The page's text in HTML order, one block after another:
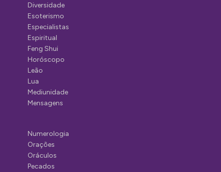
Diversidade
Esoterismo
Especialistas
Espiritual
Feng Shui
Horóscopo
Leão
Lua
Mediunidade
Mensagens
Numerologia
Orações
Oráculos
Pecados